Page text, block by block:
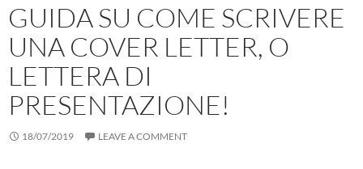
GUIDA SU COME SCRIVERE
UNA COVER LETTER, O
LETTERA DI
PRESENTAZIONE!
18/07/2019 LEAVE A COMMENT